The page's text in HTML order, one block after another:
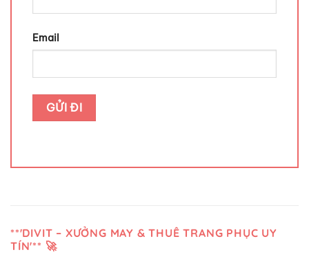
Email
**'DIVIT – XƯỞNG MAY & THUÊ TRANG PHỤC UY
TÍN'** 🚀